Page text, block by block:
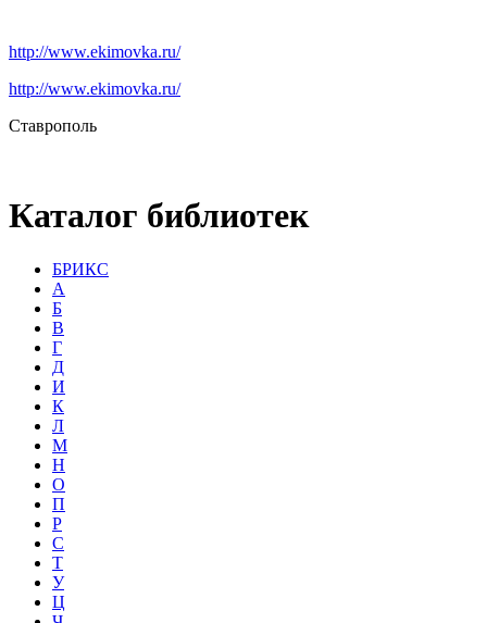
http://www.ekimovka.ru/
http://www.ekimovka.ru/
Ставрополь
Каталог библиотек
БРИКС
А
Б
В
Г
Д
И
К
Л
М
Н
О
П
Р
С
Т
У
Ц